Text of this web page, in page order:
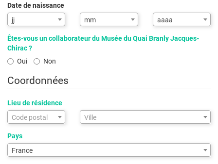
Date de naissance
jj
mm aaaa
Êtes-vous un collaborateur du Musée du Quai Branly Jacques-
Chirac ?
Oui
Non
Coordonnées
Lieu de résidence
Assistance
de
saisie
pour
la
Code postal Ville
Pays
France